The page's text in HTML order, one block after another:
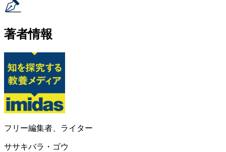
著者情報
フリー編集者、ライター
ササキバラ・ゴウ